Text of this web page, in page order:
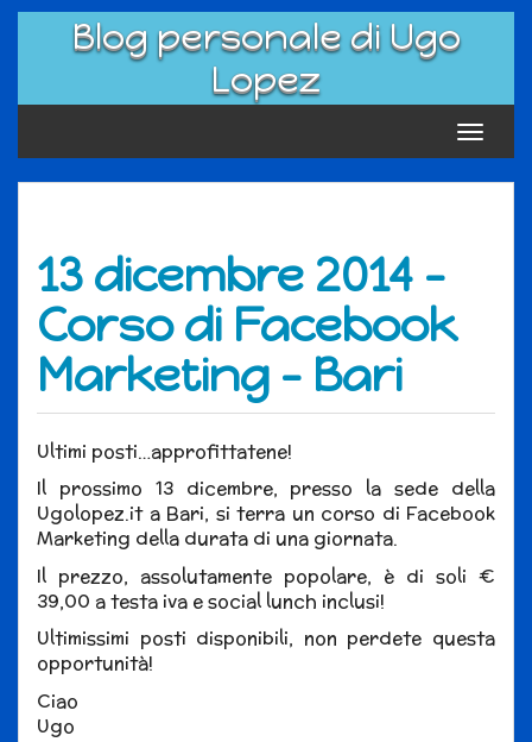
Skip
Blog personale di Ugo
Lopez
Toggle
13 dicembre 2014 –
Corso di Facebook
Marketing – Bari
Ultimi posti…approfittatene!
Il prossimo 13 dicembre, presso la sede della
Ugolopez.it a Bari, si terra un corso di Facebook
Marketing della durata di una giornata.
Il prezzo, assolutamente popolare, è di soli €
39,00 a testa iva e social lunch inclusi!
Ultimissimi posti disponibili, non perdete questa
opportunità!
Ciao
Ugo